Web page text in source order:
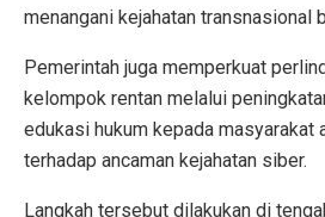
menangani kejahatan transnasional
Pemerintah juga memperkuat
kelompok rentan melalui
edukasi hukum kepada masyarakat
terhadap ancaman kejahatan siber.
Langkah tersebut dilakukan di